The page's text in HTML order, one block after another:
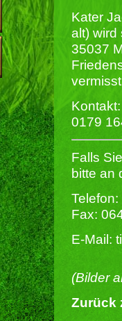
Kater
alt) wird
35037
Kontakt:
0179
Falls
bitte an
Fax:
E-Mail:
(Bilder
Zurück